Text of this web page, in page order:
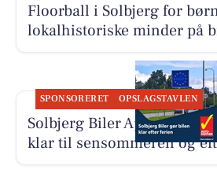
Floorball i Solbjerg for
lokalhistoriske minder på
SPONSORERET OPSLAGSTAVLEN
Solbjerg Biler ApS hjælper
klar til sensommeren og